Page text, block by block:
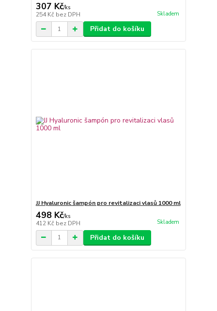
307 Kč/ks
254 Kč bez DPH Skladem
Přidat do košíku
JJ Hyaluronic šampón pro revitalizaci vlasů 1000 ml
498 Kč/ks
412 Kč bez DPH Skladem
Přidat do košíku